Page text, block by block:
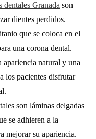
dentales Granada son
dientes perdidos.
que se coloca en el
una corona dental.
apariencia natural y una
los pacientes disfrutar
son láminas delgadas
se adhieren a la
mejorar su apariencia.